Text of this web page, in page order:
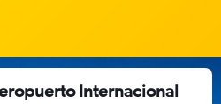
Internacional